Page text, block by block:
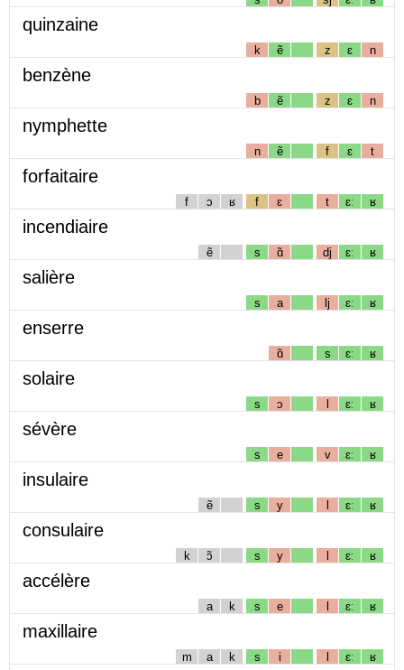
quinzaine
k ẽ z ɛ n
benzène
b ẽ z ɛ n
nymphette
n ẽ f ɛ t
forfaitaire
f ɔ ʁ f ɛ t ɛː ʁ
incendiaire
ẽ s ɑ̃ dj ɛː ʁ
salière
s a lj ɛː ʁ
enserre
ɑ̃ s ɛː ʁ
solaire
s ɔ l ɛː ʁ
sévère
s e v ɛː ʁ
insulaire
ẽ s y l ɛː ʁ
consulaire
k ɔ̃ s y l ɛː ʁ
accélère
a k s e l ɛː ʁ
maxillaire
m a k s i l ɛː ʁ